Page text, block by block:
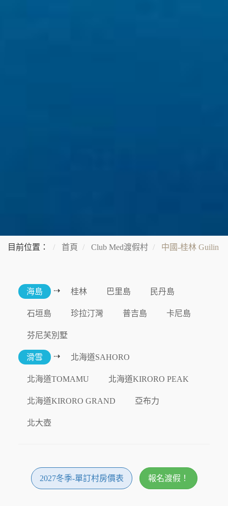
目前位置： 首頁 Club Med渡假村 中國-桂林 Guilin
海島 ⇢ 桂林 巴里島 民丹島
石垣島 珍拉汀灣 普吉島 卡尼島
芬尼芙別墅
滑雪 ⇢ 北海道SAHORO
北海道TOMAMU 北海道KIRORO PEAK
北海道KIRORO GRAND 亞布力
北大壺
2027冬季-單訂村房價表 報名渡假！